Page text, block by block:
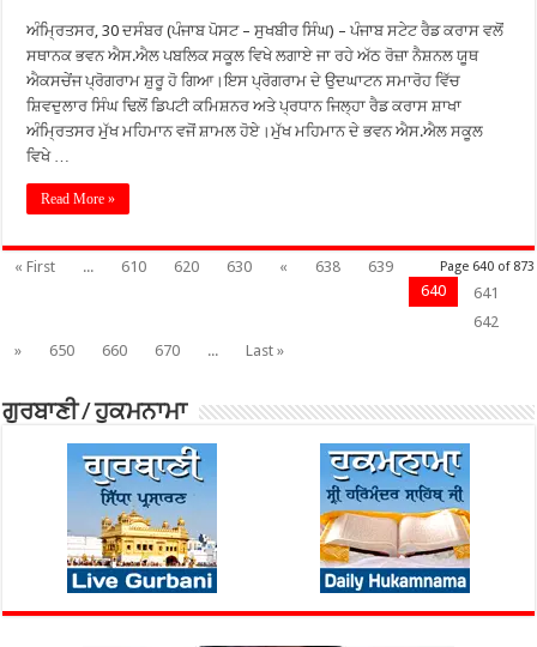
ਅੰਮ੍ਰਿਤਸਰ, 30 ਦਸੰਬਰ (ਪੰਜਾਬ ਪੋਸਟ – ਸੁਖਬੀਰ ਸਿੰਘ) – ਪੰਜਾਬ ਸਟੇਟ ਰੈਡ ਕਰਾਸ ਵਲੋਂ
ਸਥਾਨਕ ਭਵਨ ਐਸ.ਐਲ ਪਬਲਿਕ ਸਕੂਲ ਵਿਖੇ ਲਗਾਏ ਜਾ ਰਹੇ ਅੱਠ ਰੋਜ਼ਾ ਨੈਸ਼ਨਲ ਯੂਥ
ਐਕਸਚੇਂਜ ਪ੍ਰੋਗਰਾਮ ਸ਼ੁਰੂ ਹੋ ਗਿਆ।ਇਸ ਪ੍ਰੋਗਰਾਮ ਦੇ ਉਦਘਾਟਨ ਸਮਾਰੋਹ ਵਿੱਚ
ਸ਼ਿਵਦੁਲਾਰ ਸਿੰਘ ਢਿਲੋਂ ਡਿਪਟੀ ਕਮਿਸ਼ਨਰ ਅਤੇ ਪ੍ਰਧਾਨ ਜਿਲ੍ਹਾ ਰੈਡ ਕਰਾਸ ਸ਼ਾਖਾ
ਅੰਮ੍ਰਿਤਸਰ ਮੁੱਖ ਮਹਿਮਾਨ ਵਜੋਂ ਸ਼ਾਮਲ ਹੋਏ।ਮੁੱਖ ਮਹਿਮਾਨ ਦੇ ਭਵਨ ਐਸ.ਐਲ ਸਕੂਲ
ਵਿਖੇ …
Read More »
Page 640 of 873
« First ... 610 620 630 « 638
639
640
641
642
»
650 660 670 ... Last »
ਗੁਰਬਾਣੀ / ਹੁਕਮਨਾਮਾ